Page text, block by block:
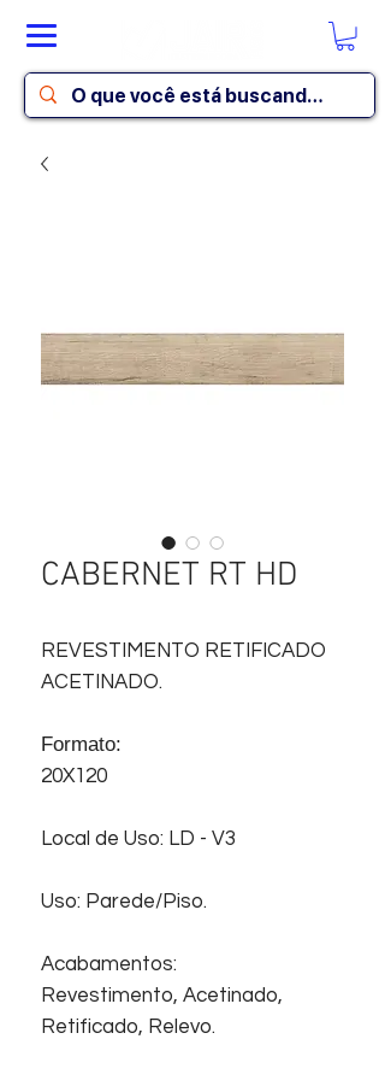
CABERNET RT HD
REVESTIMENTO RETIFICADO
ACETINADO.
Formato:
20X120
Local de Uso: LD - V3
Uso: Parede/Piso.
Acabamentos:
Revestimento, Acetinado,
Retificado, Relevo.